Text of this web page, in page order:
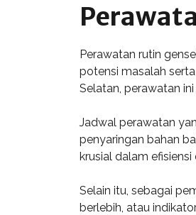
Perawatan rutin
potensi masalah
Selatan, perawatan
Jadwal perawatan
penyaringan bahan
krusial dalam
Selain itu, sebagai
berlebih, atau